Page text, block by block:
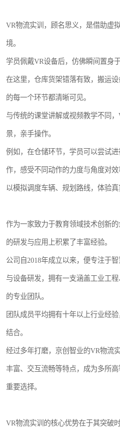
VR物流实训，顾名思义，是借助虚
境。
学员佩戴VR设备后，仿佛瞬间置身
在这里，仓库货架错落有致，搬运
的每一个环节都清晰可见。
与传统的课堂讲解或视频教学不同
景，亲手操作。
例如，在仓储环节，学员可以尝试
作，感受不同动作的力度与角度对
以模拟调度车辆、规划路线，体验真
作为一家致力于教育领域技术创新
的研发与应用上积累了丰富经验。
公司自2018年成立以来，便专注于
与设备研发，拥有一支涵盖工业工
的专业团队。
团队成员平均拥有十年以上行业经
结合。
经过多年打磨，京创智业的VR物流
丰富、交互流畅等特点，成为多所
重要选择。
VR物流实训的核心优势在于其突破